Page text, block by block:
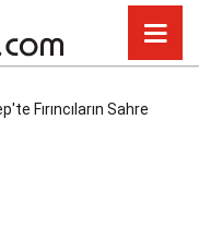
Fırıncıların Sahre